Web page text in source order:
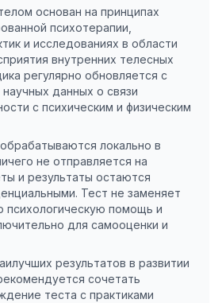
основан на принципах
психотерапии,
и исследованиях в области
внутренних телесных
регулярно обновляется с
данных о связи
с психическим и физическим
локально в
не отправляется на
и результаты остаются
Тест не заменяет
психологическую помощь и
для самооценки и
результатов в развитии
сочетать
теста с практиками